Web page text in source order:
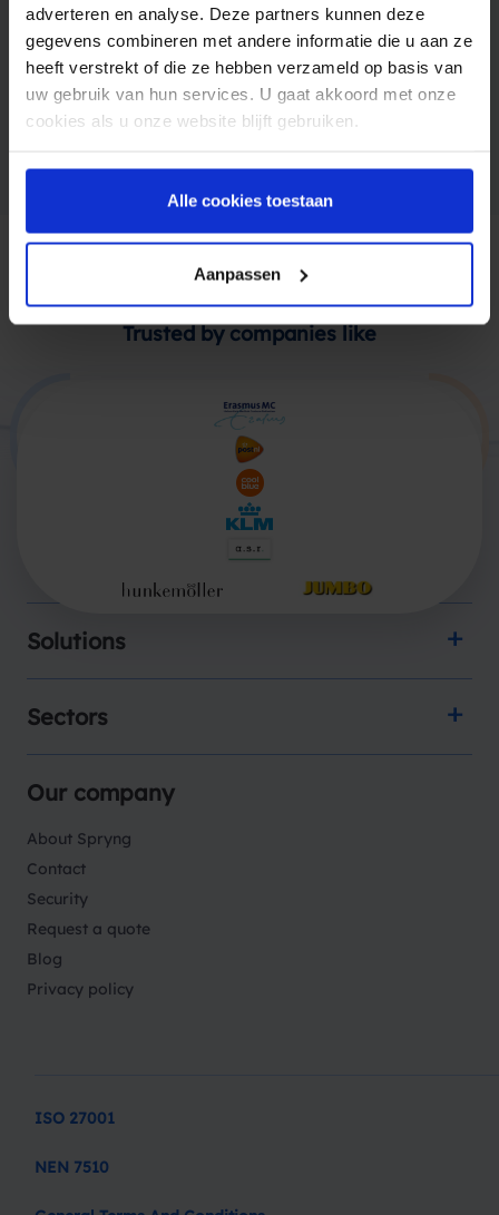
adverteren en analyse. Deze partners kunnen deze
gegevens combineren met andere informatie die u aan ze
heeft verstrekt of die ze hebben verzameld op basis van
uw gebruik van hun services. U gaat akkoord met onze
cookies als u onze website blijft gebruiken.
Alle cookies toestaan
Aanpassen
Clevenbergh . His name gives it away a bit.
Nicolas comes from Belgium. So it’s not
surprising that he focuses on the Belgian
market at Spryng as a business development
manager. Together with his colleague Sven, he…
June 3, 2022
WERKEN BIJ SPRYNG
Trusted by companies like
Solutions
Sectors
Our company
About Spryng
Contact
Security
Request a quote
Blog
Privacy policy
ISO 27001
NEN 7510